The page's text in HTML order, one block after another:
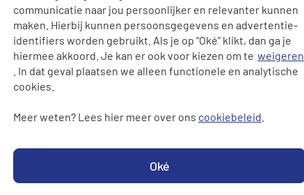
communicatie naar jou persoonlijker en relevanter kunnen
maken. Hierbij kunnen persoonsgegevens en advertentie-
identifiers worden gebruikt. Als je op “Oké” klikt, dan ga je
hiermee akkoord. Je kan er ook voor kiezen om te weigeren
. In dat geval plaatsen we alleen functionele en analytische
cookies.
Meer weten? Lees hier meer over ons cookiebeleid
Oké
Vandebron opzeggen
is?